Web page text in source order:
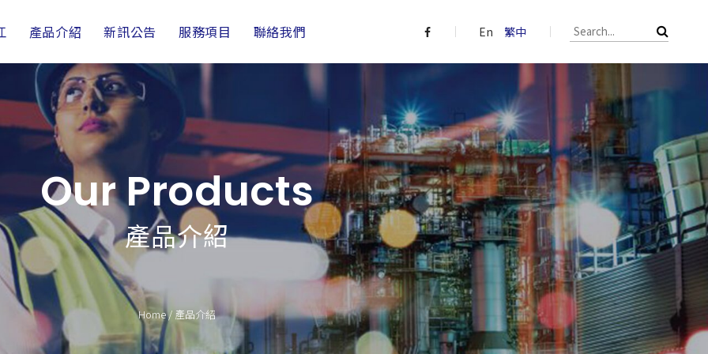
產品介紹 新訊公告 服務項目 聯絡我們 En 繁中
Our Products
產品介紹
Home/產品介紹